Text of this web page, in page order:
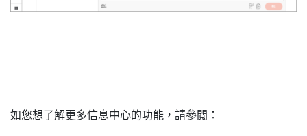
如您想了解更多信息中心的功能，請參閲：